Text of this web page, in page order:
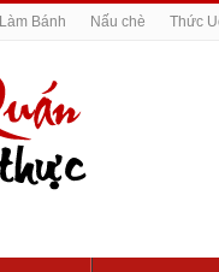
Làm Bánh Nấu chè Thức